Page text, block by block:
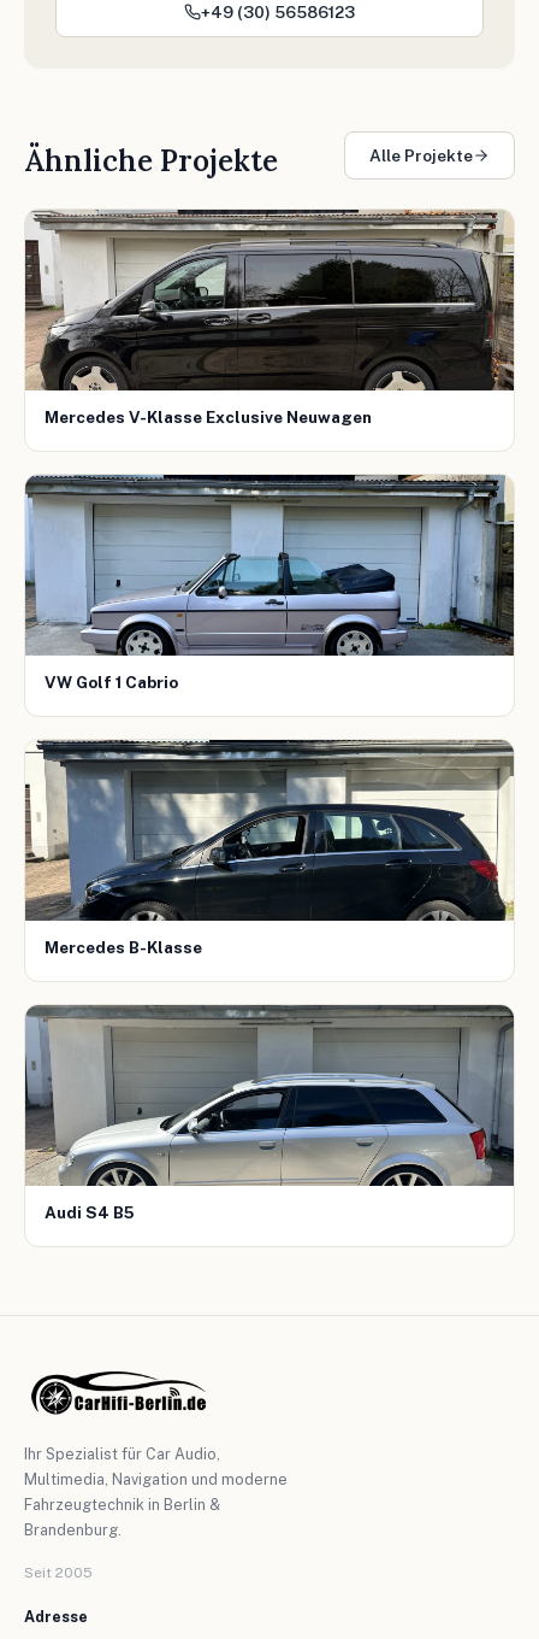
+49 (30) 56586123
Ähnliche Projekte Alle Projekte
Mercedes V-Klasse Exclusive Neuwagen
VW Golf 1 Cabrio
Mercedes B-Klasse
Audi S4 B5
Ihr Spezialist für Car Audio,
Multimedia, Navigation und moderne
Fahrzeugtechnik in Berlin &
Brandenburg.
Seit 2005
Adresse